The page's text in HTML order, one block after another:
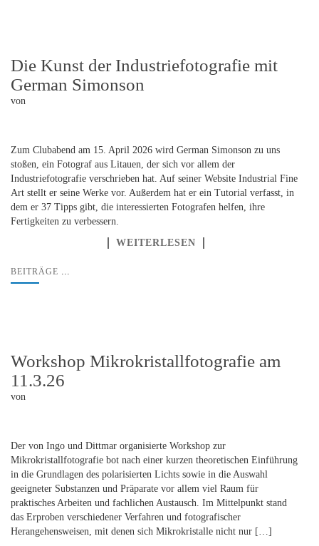
Die Kunst der Industriefotografie mit
German Simonson
von
Zum Clubabend am 15. April 2026 wird German Simonson zu uns
stoßen, ein Fotograf aus Litauen, der sich vor allem der
Industriefotografie verschrieben hat. Auf seiner Website Industrial Fine
Art stellt er seine Werke vor. Außerdem hat er ein Tutorial verfasst, in
dem er 37 Tipps gibt, die interessierten Fotografen helfen, ihre
Fertigkeiten zu verbessern.
WEITERLESEN
BEITRÄGE ...
Workshop Mikrokristallfotografie am
11.3.26
von
Der von Ingo und Dittmar organisierte Workshop zur
Mikrokristallfotografie bot nach einer kurzen theoretischen Einführung
in die Grundlagen des polarisierten Lichts sowie in die Auswahl
geeigneter Substanzen und Präparate vor allem viel Raum für
praktisches Arbeiten und fachlichen Austausch. Im Mittelpunkt stand
das Erproben verschiedener Verfahren und fotografischer
Herangehensweisen, mit denen sich Mikrokristalle nicht nur […]